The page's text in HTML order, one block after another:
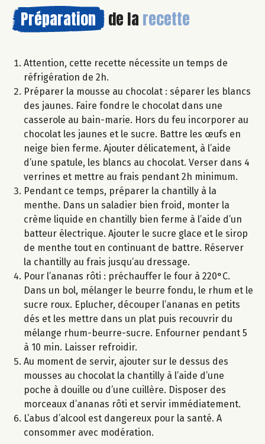
Préparation de la recette
Attention, cette recette nécessite un temps de
réfrigération de 2h.
Préparer la mousse au chocolat : séparer les blancs
des jaunes. Faire fondre le chocolat dans une
casserole au bain-marie. Hors du feu incorporer au
chocolat les jaunes et le sucre. Battre les œufs en
neige bien ferme. Ajouter délicatement, à l’aide
d’une spatule, les blancs au chocolat. Verser dans 4
verrines et mettre au frais pendant 2h minimum.
Pendant ce temps, préparer la chantilly à la
menthe. Dans un saladier bien froid, monter la
crème liquide en chantilly bien ferme à l’aide d’un
batteur électrique. Ajouter le sucre glace et le sirop
de menthe tout en continuant de battre. Réserver
la chantilly au frais jusqu’au dressage.
Pour l’ananas rôti : préchauffer le four à 220°C.
Dans un bol, mélanger le beurre fondu, le rhum et le
sucre roux. Eplucher, découper l’ananas en petits
dés et les mettre dans un plat puis recouvrir du
mélange rhum-beurre-sucre. Enfourner pendant 5
à 10 min. Laisser refroidir.
Au moment de servir, ajouter sur le dessus des
mousses au chocolat la chantilly à l’aide d’une
poche à douille ou d’une cuillère. Disposer des
morceaux d’ananas rôti et servir immédiatement.
L’abus d’alcool est dangereux pour la santé. A
consommer avec modération.